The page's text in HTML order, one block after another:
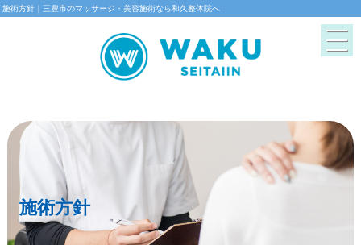
施術方針｜三豊市のマッサージ・美容施術なら和久整体院へ
施術方針